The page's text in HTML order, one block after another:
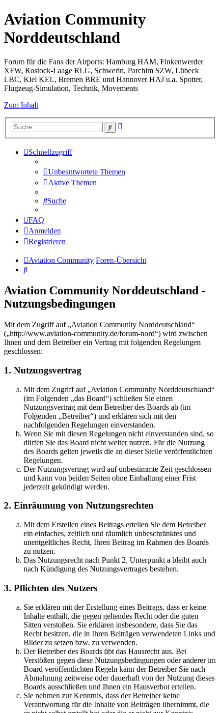
Aviation Community
Norddeutschland
Forum für die Fans der Airports: Hamburg HAM, Finkenwerder
XFW, Rostock-Laage RLG, Schwerin, Parchim SZW, Lübeck
LBC, Kiel KEL, Bremen BRE und Hannover HAJ u.a. Spotter,
Flugzeug-Simulation, Technik, Movements
Zum Inhalt
Suche
Schnellzugriff
Unbeantwortete Themen
Aktive Themen
Suche
FAQ
Anmelden
Registrieren
Aviation Community Foren-Übersicht
Suche
Aviation Community Norddeutschland -
Nutzungsbedingungen
Mit dem Zugriff auf „Aviation Community Norddeutschland“
(„http://www.aviation-community.de/forum-nord“) wird zwischen
Ihnen und dem Betreiber ein Vertrag mit folgenden Regelungen
geschlossen:
1. Nutzungsvertrag
Mit dem Zugriff auf „Aviation Community Norddeutschland“
(im Folgenden „das Board“) schließen Sie einen
Nutzungsvertrag mit dem Betreiber des Boards ab (im
Folgenden „Betreiber“) und erklären sich mit den
nachfolgenden Regelungen einverstanden.
Wenn Sie mit diesen Regelungen nicht einverstanden sind, so
dürfen Sie das Board nicht weiter nutzen. Für die Nutzung
des Boards gelten jeweils die an dieser Stelle veröffentlichten
Regelungen.
Der Nutzungsvertrag wird auf unbestimmte Zeit geschlossen
und kann von beiden Seiten ohne Einhaltung einer Frist
jederzeit gekündigt werden.
2. Einräumung von Nutzungsrechten
Mit dem Erstellen eines Beitrags erteilen Sie dem Betreiber
ein einfaches, zeitlich und räumlich unbeschränktes und
unentgeltliches Recht, Ihren Beitrag im Rahmen des Boards
zu nutzen.
Das Nutzungsrecht nach Punkt 2, Unterpunkt a bleibt auch
nach Kündigung des Nutzungsvertrages bestehen.
3. Pflichten des Nutzers
Sie erklären mit der Erstellung eines Beitrags, dass er keine
Inhalte enthält, die gegen geltendes Recht oder die guten
Sitten verstoßen. Sie erklären insbesondere, dass Sie das
Recht besitzen, die in Ihren Beiträgen verwendeten Links und
Bilder zu setzen bzw. zu verwenden.
Der Betreiber des Boards übt das Hausrecht aus. Bei
Verstößen gegen diese Nutzungsbedingungen oder anderer im
Board veröffentlichten Regeln kann der Betreiber Sie nach
Abmahnung zeitweise oder dauerhaft von der Nutzung dieses
Boards ausschließen und Ihnen ein Hausverbot erteilen.
Sie nehmen zur Kenntnis, dass der Betreiber keine
Verantwortung für die Inhalte von Beiträgen übernimmt, die